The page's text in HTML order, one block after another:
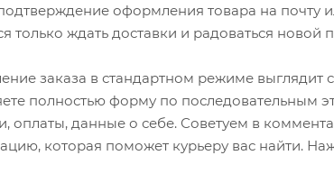
оформления товара на почту
только ждать доставки и радоваться новой
заказа в стандартном режиме
полностью форму по последовательным
оплаты, данные о себе. Советуем в
которая поможет курьеру вас найти.